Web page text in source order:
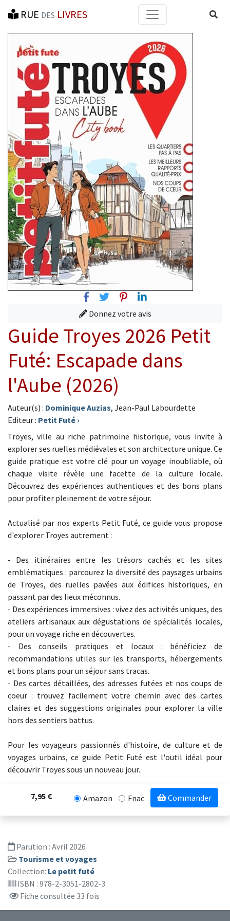
RUE DES LIVRES
FacebookTwitterPinterest
Linkedin
Donnez votre avis
Guide Troyes 2026 Petit
Futé: Escapade dans
l'Aube (2026)
Auteur(s) : Dominique Auzias, Jean-Paul Labourdette
Editeur : Petit Futé ›
Troyes, ville au riche patrimoine historique, vous invite à
explorer ses ruelles médiévales et son architecture unique. Ce
guide pratique est votre clé pour un voyage inoubliable, où
chaque visite révèle une facette de la culture locale.
Découvrez des expériences authentiques et des bons plans
pour profiter pleinement de votre séjour.
Actualisé par nos experts Petit Futé, ce guide vous propose
d'explorer Troyes autrement :
- Des itinéraires entre les trésors cachés et les sites
emblématiques : parcourez la diversité des paysages urbains
de Troyes, des ruelles pavées aux édifices historiques, en
passant par des lieux méconnus.
- Des expériences immersives : vivez des activités uniques, des
ateliers artisanaux aux dégustations de spécialités locales,
pour un voyage riche en découvertes.
- Des conseils pratiques et locaux : bénéficiez de
recommandations utiles sur les transports, hébergements
et bons plans pour un séjour sans tracas.
- Des cartes détaillées, des adresses futées et nos coups de
coeur : trouvez facilement votre chemin avec des cartes
claires et des suggestions originales pour explorer la ville
hors des sentiers battus.
Pour les voyageurs passionnés d'histoire, de culture et de
voyages urbains, ce guide Petit Futé est l'outil idéal pour
découvrir Troyes sous un nouveau jour.
7,95 € Amazon Fnac Commander
Parution : Avril 2026
Tourisme et voyages
Collection: Le petit futé
ISBN : 978-2-3051-2802-3
Fiche consultée 33 fois